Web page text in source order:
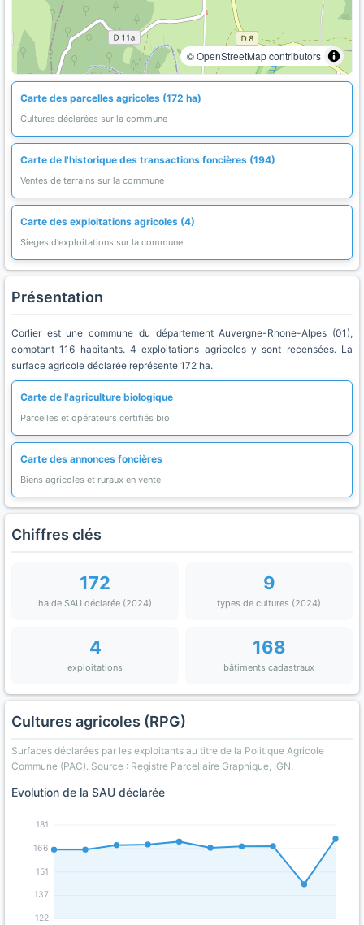
© OpenStreetMap contributors
Carte des parcelles agricoles (172 ha)
Cultures déclarées sur la commune
Carte de l'historique des transactions foncières (194)
Ventes de terrains sur la commune
Carte des exploitations agricoles (4)
Sieges d'exploitations sur la commune
Présentation
Corlier est une commune du département Auvergne-Rhone-Alpes (01),
comptant 116 habitants. 4 exploitations agricoles y sont recensées. La
surface agricole déclarée représente 172 ha.
Carte de l'agriculture biologique
Parcelles et opérateurs certifiés bio
Carte des annonces foncières
Biens agricoles et ruraux en vente
Chiffres clés
172
ha de SAU déclarée (2024)
9
types de cultures (2024)
4
exploitations
168
bâtiments cadastraux
Cultures agricoles (RPG)
Surfaces déclarées par les exploitants au titre de la Politique Agricole
Commune (PAC). Source : Registre Parcellaire Graphique, IGN.
Evolution de la SAU déclarée
122
137
151
166
181